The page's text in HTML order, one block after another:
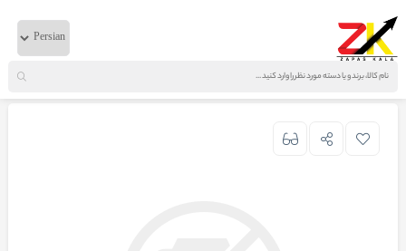
خانه لوازم دیفرانسیل ایویکو